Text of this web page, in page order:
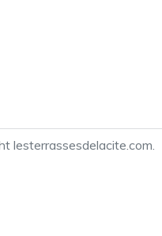
lesterrassesdelacite.com.